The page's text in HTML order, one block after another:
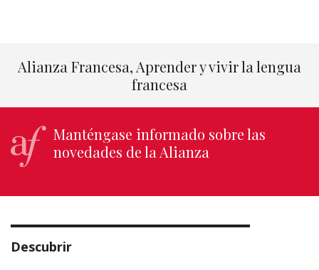
Alianza Francesa, Aprender y vivir la lengua
francesa
Manténgase informado sobre las
novedades de la Alianza
Descubrir